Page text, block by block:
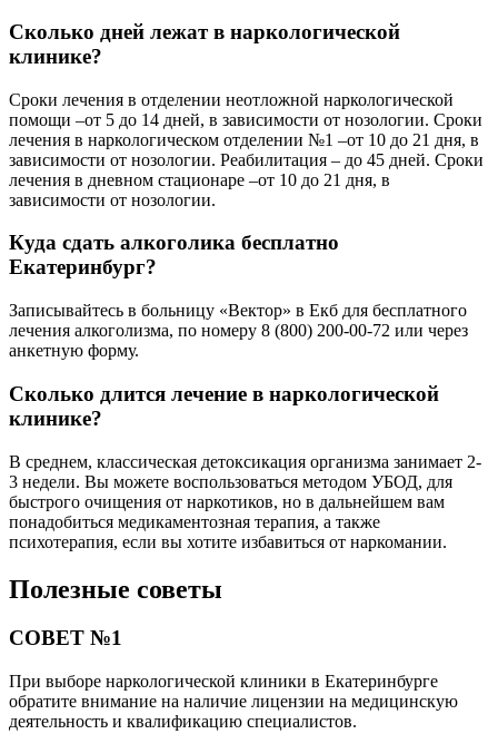
Сколько дней лежат в наркологической
клинике?
Сроки лечения в отделении неотложной наркологической
помощи –от 5 до 14 дней, в зависимости от нозологии. Сроки
лечения в наркологическом отделении №1 –от 10 до 21 дня, в
зависимости от нозологии. Реабилитация – до 45 дней. Сроки
лечения в дневном стационаре –от 10 до 21 дня, в
зависимости от нозологии.
Куда сдать алкоголика бесплатно
Екатеринбург?
Записывайтесь в больницу «Вектор» в Екб для бесплатного
лечения алкоголизма, по номеру 8 (800) 200-00-72 или через
анкетную форму.
Сколько длится лечение в наркологической
клинике?
В среднем, классическая детоксикация организма занимает 2-
3 недели. Вы можете воспользоваться методом УБОД, для
быстрого очищения от наркотиков, но в дальнейшем вам
понадобиться медикаментозная терапия, а также
психотерапия, если вы хотите избавиться от наркомании.
Полезные советы
СОВЕТ №1
При выборе наркологической клиники в Екатеринбурге
обратите внимание на наличие лицензии на медицинскую
деятельность и квалификацию специалистов.